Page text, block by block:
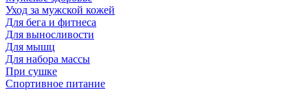
Уход за мужской кожей
Для бега и фитнеса
Для выносливости
Для мышц
Для набора массы
При сушке
Спортивное питание